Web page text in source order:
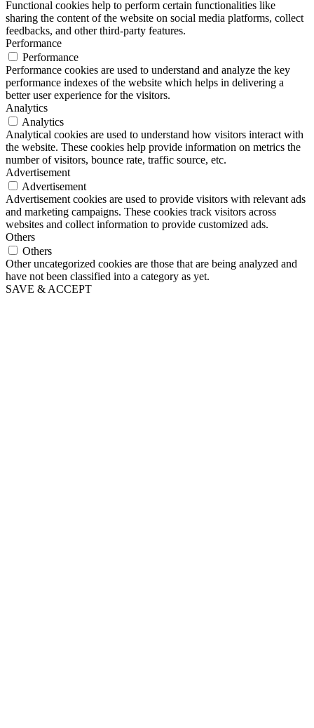
Functional cookies help to perform certain functionalities like
sharing the content of the website on social media platforms, collect
feedbacks, and other third-party features.
Performance
Performance
Performance cookies are used to understand and analyze the key
performance indexes of the website which helps in delivering a
better user experience for the visitors.
Analytics
Analytics
Analytical cookies are used to understand how visitors interact with
the website. These cookies help provide information on metrics the
number of visitors, bounce rate, traffic source, etc.
Advertisement
Advertisement
Advertisement cookies are used to provide visitors with relevant ads
and marketing campaigns. These cookies track visitors across
websites and collect information to provide customized ads.
Others
Others
Other uncategorized cookies are those that are being analyzed and
have not been classified into a category as yet.
SAVE & ACCEPT